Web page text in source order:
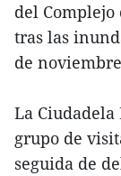
del Complejo
tras las
de
La
grupo de
seguida de